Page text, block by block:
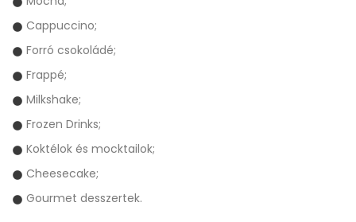
Cappuccino;
Forró csokoládé;
Frappé;
Milkshake;
Frozen Drinks;
Koktélok és mocktailok;
Cheesecake;
Gourmet desszertek.